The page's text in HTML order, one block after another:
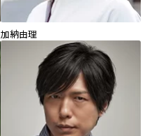
加納由理